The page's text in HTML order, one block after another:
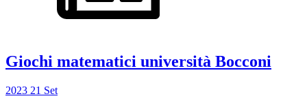
Giochi matematici università Bocconi
2023 21 Set